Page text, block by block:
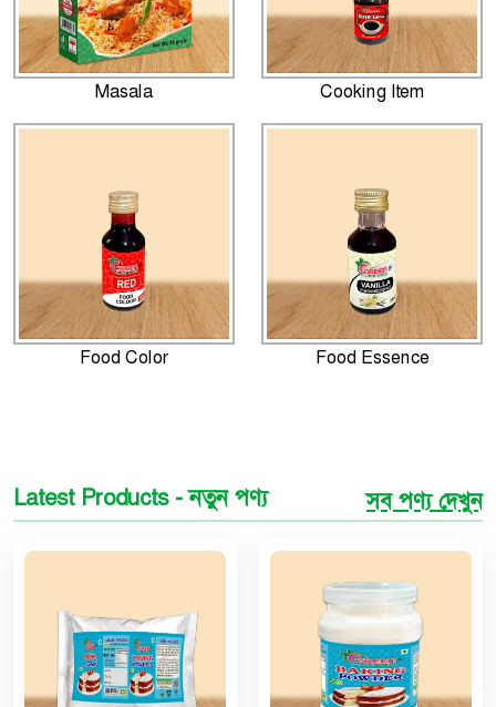
Masala Cooking Item
Food Color Food Essence
Latest Products - নতুন পণ্য সব পণ্য দেখুন